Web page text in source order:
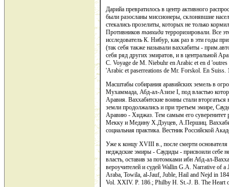
Дарийа превратилось в центр активного
были разосланы миссионеры, склонявшие
стекались прозелиты, которых не только
Противников тавхида терроризировали. Все
исследователь К. Нибур, как раз в эти годы
(так себя также называли ваххабиты -
себя ряд других эмиратов, и в центральной
С. Voyage de M. Niebuhr en Arabic et en d
'Arabic et paserreations de Mr. Forskol. En
Масштабы собирания аравийских земель в
Мухаммада, Абд-ал-Азизе I, под властью
Аравия. Ваххабитские воины стали
земли продолжались и при третьем эмире,
Аравию - Хиджаз. Тем самым его суверенитет
Мекку и Медину Х.Дзуцев, А.Першиц.
социальная практика. Вестник Российской
Уже к концу XVIII в., после смерти
недждские эмиры - Саудиды - присвоили себе
власть, оставив за потомками ибн Абд-ал-
вероучителей и судей Wallin G.A. Narrative of
Araba, Towila, al-Jauf, Juble, Hail and Nejd in
Vol. XXIV. P. 186.; Philby H. St.-J. B. The Heart